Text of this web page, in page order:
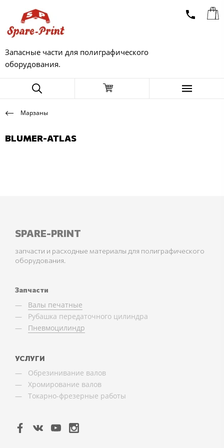
Запасные части для полиграфического
оборудования.
Марзаны
BLUMER-ATLAS
SPARE-PRINT
запчасти и расходные материалы для полиграфического
оборудования.
Запчасти
Валы печатные
Рубашка передаточного цилиндра
Пневмоцилиндр
УСЛУГИ
Обрезинивание валов
Хромирование валов
Токарно-фрезерные работы